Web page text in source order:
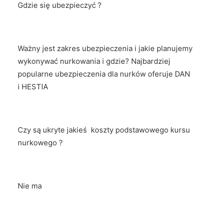
Gdzie się ubezpieczyć ?
Ważny jest zakres ubezpieczenia i jakie planujemy
wykonywać nurkowania i gdzie? Najbardziej
popularne ubezpieczenia dla nurków oferuje DAN
i HESTIA
Czy są ukryte jakieś koszty podstawowego kursu
nurkowego ?
Nie ma